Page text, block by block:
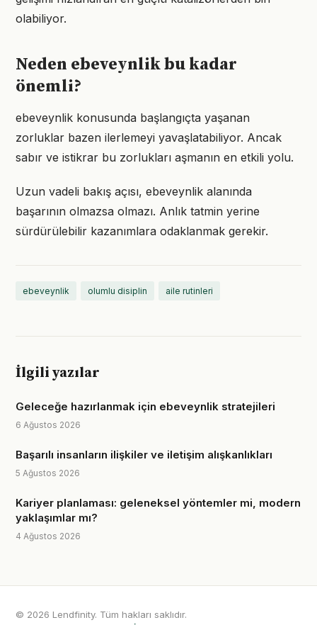
olabiliyor.
Neden ebeveynlik bu kadar
önemli?
ebeveynlik konusunda başlangıçta yaşanan
zorluklar bazen ilerlemeyi yavaşlatabiliyor. Ancak
sabır ve istikrar bu zorlukları aşmanın en etkili yolu.
Uzun vadeli bakış açısı, ebeveynlik alanında
başarının olmazsa olmazı. Anlık tatmin yerine
sürdürülebilir kazanımlara odaklanmak gerekir.
ebeveynlik olumlu disiplin aile rutinleri
İlgili yazılar
Geleceğe hazırlanmak için ebeveynlik stratejileri
6 Ağustos 2026
Başarılı insanların ilişkiler ve iletişim alışkanlıkları
5 Ağustos 2026
Kariyer planlaması: geleneksel yöntemler mi, modern
yaklaşımlar mı?
4 Ağustos 2026
© 2026 Lendfinity. Tüm hakları saklıdır.